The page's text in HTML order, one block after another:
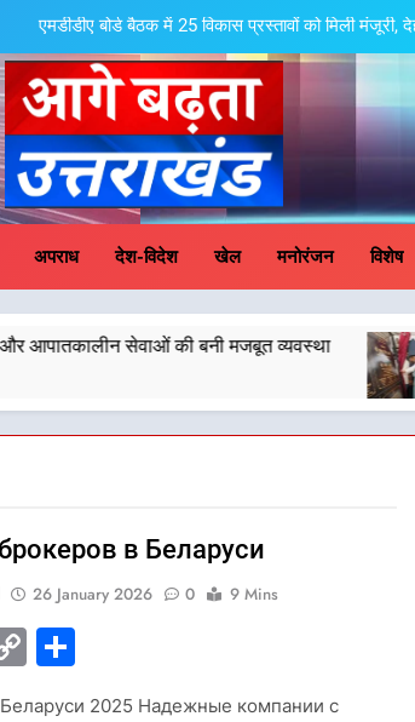
एमडीडीए बोर्ड बैठक में 25 विकास प्रस्तावों को मिली मंजूरी,
मुख्यमंत्री धामी के प्रयासों से बनबसा रेलवे स्टेशन
मुख्यमंत्री धामी के कुशल नेतृत्व में कांवड़ यात्रा में सुरक्षा,
मुख्यमंत्री धामी के
मुख्यमंत्री धामी के प्रयासों से बनबसा रेलवे स्टेशन
मुख्यमंत्री धामी के कुशल नेतृत्व में कांवड़ यात्रा में सुरक्षा,
मुख्यमंत्री धामी के
अपराध देश-विदेश खेल मनोरंजन विशेष
की बनी मजबूत व्यवस्था
4
в Беларуси
26 January 2026 0 9 Mins
Copy
2025 Надежные компании с